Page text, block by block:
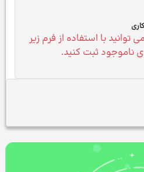
با استفاده از فرم زیر
ناموجود ثبت کنید.